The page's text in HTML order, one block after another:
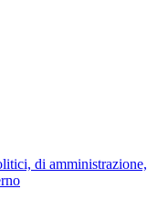
di amministrazione,